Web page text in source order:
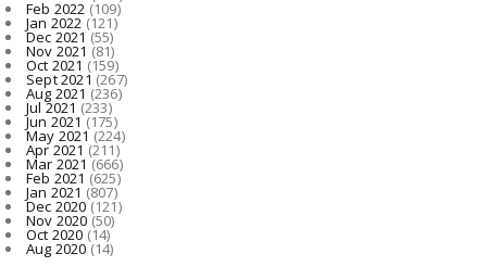
Feb 2022 (109)
Jan 2022 (121)
Dec 2021 (55)
Nov 2021 (81)
Oct 2021 (159)
Sept 2021 (267)
Aug 2021 (236)
Jul 2021 (233)
Jun 2021(175)
May 2021(224)
Apr 2021 (211)
Mar 2021 (666)
Feb 2021 (625)
Jan 2021 (807)
Dec 2020(121)
Nov 2020 (50)
Oct 2020 (14)
Aug 2020(14)